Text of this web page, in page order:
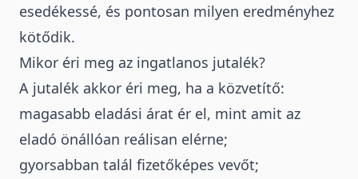
esedékessé, és pontosan milyen eredményhez
kötődik.
Mikor éri meg az ingatlanos jutalék?
A jutalék akkor éri meg, ha a közvetítő:
magasabb eladási árat ér el, mint amit az
eladó önállóan reálisan elérne;
gyorsabban talál fizetőképes vevőt;